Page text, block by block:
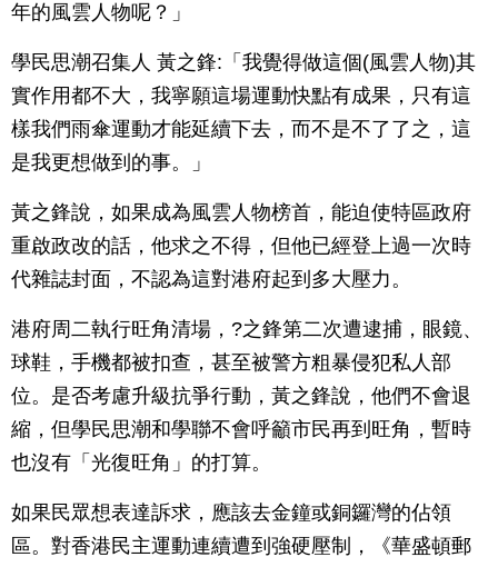
年的風雲人物呢？」
學民思潮召集人 黃之鋒:「我覺得做這個(風雲人物)其
實作用都不大，我寧願這場運動快點有成果，只有這
樣我們雨傘運動才能延續下去，而不是不了了之，這
是我更想做到的事。」
黃之鋒說，如果成為風雲人物榜首，能迫使特區政府
重啟政改的話，他求之不得，但他已經登上過一次時
代雜誌封面，不認為這對港府起到多大壓力。
港府周二執行旺角清場，?之鋒第二次遭逮捕，眼鏡、
球鞋，手機都被扣查，甚至被警方粗暴侵犯私人部
位。是否考慮升級抗爭行動，黃之鋒說，他們不會退
縮，但學民思潮和學聯不會呼籲市民再到旺角，暫時
也沒有「光復旺角」的打算。
如果民眾想表達訴求，應該去金鐘或銅鑼灣的佔領
區。對香港民主運動連續遭到強硬壓制，《華盛頓郵